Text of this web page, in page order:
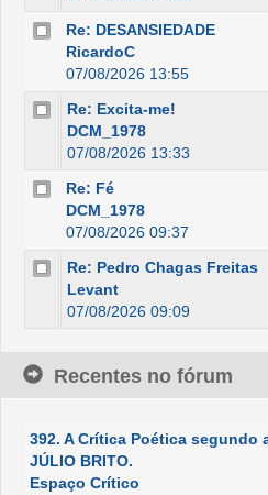
Re: DESANSIEDADE
RicardoC
07/08/2026 13:55
Re: Excita-me!
DCM_1978
07/08/2026 13:33
Re: Fé
DCM_1978
07/08/2026 09:37
Re: Pedro Chagas Freitas
Levant
07/08/2026 09:09
Recentes no fórum
392. A Crítica Poética
JÚLIO BRITO.
Espaço Crítico